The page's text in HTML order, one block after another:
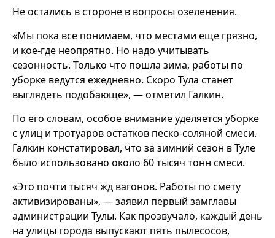
Не остались в стороне в вопросы озеленения.
«Мы пока все понимаем, что местами еще грязно,
и кое-где неопрятно. Но надо учитывать
сезонность. Только что пошла зима, работы по
уборке ведутся ежедневно. Скоро Тула станет
выглядеть подобающе», — отметил Галкин.
По его словам, особое внимание уделяется уборке
с улиц и тротуаров остатков песко-соляной смеси.
Галкин констатировал, что за зимний сезон в Туле
было использовано около 60 тысяч тонн смеси.
«Это почти тысяч жд вагонов. Работы по смету
активизированы», — заявил первый замглавы
администрации Тулы. Как прозвучало, каждый день
на улицы города выпускают пять пылесосов,